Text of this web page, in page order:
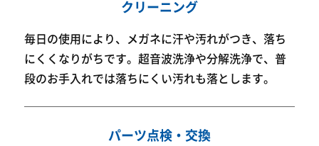
クリーニング
毎日の使用により、メガネに汗や汚れがつき、落ち
にくくなりがちです。超音波洗浄や分解洗浄で、普
段のお手入れでは落ちにくい汚れも落とします。
パーツ点検・交換